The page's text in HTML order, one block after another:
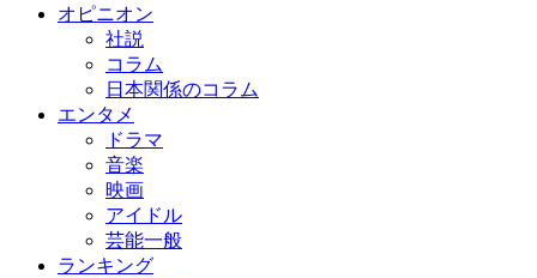
オピニオン
社説
コラム
日本関係のコラム
エンタメ
ドラマ
音楽
映画
アイドル
芸能一般
ランキング